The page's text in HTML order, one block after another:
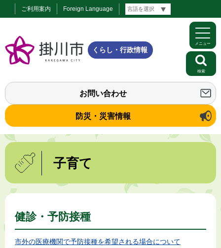
ご利用案内 Foreign Language
くらし・行政情報
お問い合わせ
防災・災害情報
メニュー
検索
子育て
健診・予防接種
市外の医療機関で予防接種を希望される場合について